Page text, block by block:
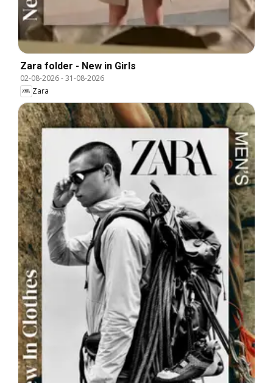
Zara folder - New in Girls
02-08-2026-31-08-2026
Zara